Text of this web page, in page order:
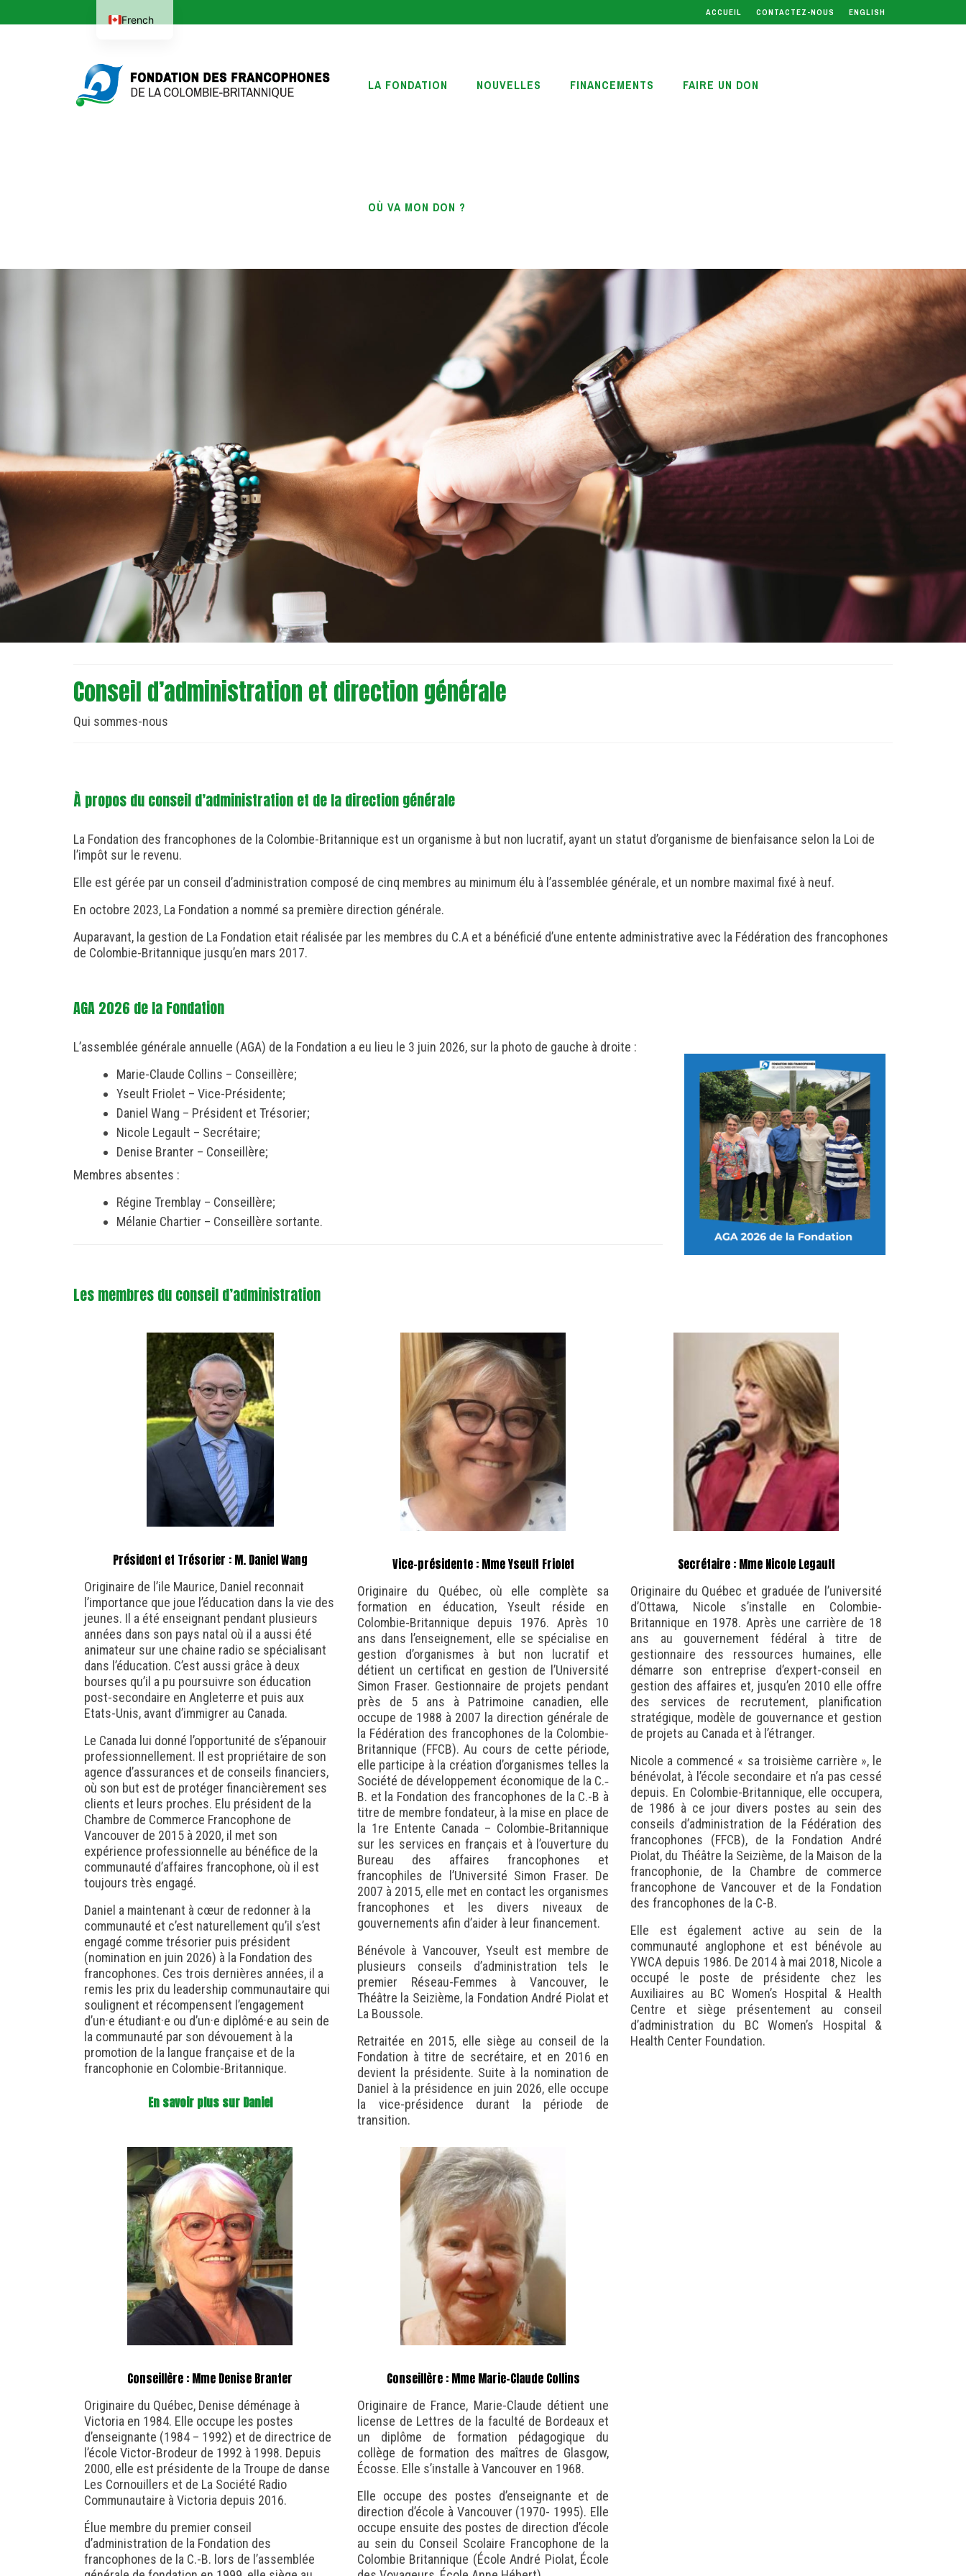
ACCUEIL CONTACTEZ-NOUS ENGLISH
LA FONDATION NOUVELLES FINANCEMENTS FAIRE UN DON
OÙ VA MON DON ?
Conseil d’administration et direction générale
Qui sommes-nous
À propos du conseil d’administration et de la direction générale
La Fondation des francophones de la Colombie-Britannique est un organisme à but non lucratif, ayant un statut d’organisme de bienfaisance selon la Loi de
l’impôt sur le revenu.
Elle est gérée par un conseil d’administration composé de cinq membres au minimum élu à l’assemblée générale, et un nombre maximal fixé à neuf.
En octobre 2023, La Fondation a nommé sa première direction générale.
Auparavant, la gestion de La Fondation etait réalisée par les membres du C.A et a bénéficié d’une entente administrative avec la Fédération des francophones
de Colombie-Britannique jusqu’en mars 2017.
AGA 2026 de la Fondation
L’assemblée générale annuelle (AGA) de la Fondation a eu lieu le 3 juin 2026, sur la photo de gauche à droite :
Marie-Claude Collins – Conseillère;
Yseult Friolet – Vice-Présidente;
Daniel Wang – Président et Trésorier;
Nicole Legault – Secrétaire;
Denise Branter – Conseillère;
Membres absentes :
Régine Tremblay – Conseillère;
Mélanie Chartier – Conseillère sortante.
Les membres du conseil d’administration
Président et Trésorier : M. Daniel Wang
Originaire de l’ile Maurice, Daniel reconnait
l’importance que joue l’éducation dans la vie des
jeunes. Il a été enseignant pendant plusieurs
années dans son pays natal où il a aussi été
animateur sur une chaine radio se spécialisant
dans l’éducation. C’est aussi grâce à deux
bourses qu’il a pu poursuivre son éducation
post-secondaire en Angleterre et puis aux
Etats-Unis, avant d’immigrer au Canada.
Le Canada lui donné l’opportunité de s’épanouir
professionnellement. Il est propriétaire de son
agence d’assurances et de conseils financiers,
où son but est de protéger financièrement ses
clients et leurs proches. Elu président de la
Chambre de Commerce Francophone de
Vancouver de 2015 à 2020, il met son
expérience professionnelle au bénéfice de la
communauté d’affaires francophone, où il est
toujours très engagé.
Daniel a maintenant à cœur de redonner à la
communauté et c’est naturellement qu’il s’est
engagé comme trésorier puis président
(nomination en juin 2026) à la Fondation des
francophones. Ces trois dernières années, il a
remis les prix du leadership communautaire qui
soulignent et récompensent l’engagement
d’un·e étudiant·e ou d’un·e diplômé·e au sein de
la communauté par son dévouement à la
promotion de la langue française et de la
francophonie en Colombie-Britannique.
En savoir plus sur Daniel
Vice-présidente : Mme Yseult Friolet
Originaire du Québec, où elle complète sa
formation en éducation, Yseult réside en
Colombie-Britannique depuis 1976. Après 10
ans dans l’enseignement, elle se spécialise en
gestion d’organismes à but non lucratif et
détient un certificat en gestion de l’Université
Simon Fraser. Gestionnaire de projets pendant
près de 5 ans à Patrimoine canadien, elle
occupe de 1988 à 2007 la direction générale de
la Fédération des francophones de la Colombie-
Britannique (FFCB). Au cours de cette période,
elle participe à la création d’organismes telles la
Société de développement économique de la C.‐
B. et la Fondation des francophones de la C.-B à
titre de membre fondateur, à la mise en place de
la 1re Entente Canada – Colombie‐Britannique
sur les services en français et à l’ouverture du
Bureau des affaires francophones et
francophiles de l’Université Simon Fraser. De
2007 à 2015, elle met en contact les organismes
francophones et les divers niveaux de
gouvernements afin d’aider à leur financement.
Bénévole à Vancouver, Yseult est membre de
plusieurs conseils d’administration tels le
premier Réseau-Femmes à Vancouver, le
Théâtre la Seizième, la Fondation André Piolat et
La Boussole.
Retraitée en 2015, elle siège au conseil de la
Fondation à titre de secrétaire, et en 2016 en
devient la présidente. Suite à la nomination de
Daniel à la présidence en juin 2026, elle occupe
la vice-présidence durant la période de
transition.
Secrétaire : Mme Nicole Legault
Originaire du Québec et graduée de l’université
d’Ottawa, Nicole s’installe en Colombie-
Britannique en 1978. Après une carrière de 18
ans au gouvernement fédéral à titre de
gestionnaire des ressources humaines, elle
démarre son entreprise d’expert-conseil en
gestion des affaires et, jusqu’en 2010 elle offre
des services de recrutement, planification
stratégique, modèle de gouvernance et gestion
de projets au Canada et à l’étranger.
Nicole a commencé « sa troisième carrière », le
bénévolat, à l’école secondaire et n’a pas cessé
depuis. En Colombie-Britannique, elle occupera,
de 1986 à ce jour divers postes au sein des
conseils d’administration de la Fédération des
francophones (FFCB), de la Fondation André
Piolat, du Théâtre la Seizième, de la Maison de la
francophonie, de la Chambre de commerce
francophone de Vancouver et de la Fondation
des francophones de la C-B.
Elle est également active au sein de la
communauté anglophone et est bénévole au
YWCA depuis 1986. De 2014 à mai 2018, Nicole a
occupé le poste de présidente chez les
Auxiliaires au BC Women’s Hospital & Health
Centre et siège présentement au conseil
d’administration du BC Women’s Hospital &
Health Center Foundation.
Conseillère : Mme Denise Branter
Originaire du Québec, Denise déménage à
Victoria en 1984. Elle occupe les postes
d’enseignante (1984 – 1992) et de directrice de
l’école Victor-Brodeur de 1992 à 1998. Depuis
2000, elle est présidente de la Troupe de danse
Les Cornouillers et de La Société Radio
Communautaire à Victoria depuis 2016.
Élue membre du premier conseil
d’administration de la Fondation des
francophones de la C.-B. lors de l’assemblée
Conseillère : Mme Marie-Claude Collins
Originaire de France, Marie-Claude détient une
license de Lettres de la faculté de Bordeaux et
un diplôme de formation pédagogique du
collège de formation des maîtres de Glasgow,
Écosse. Elle s’installe à Vancouver en 1968.
Elle occupe des postes d’enseignante et de
direction d’école à Vancouver (1970- 1995). Elle
occupe ensuite des postes de direction d’école
au sein du Conseil Scolaire Francophone de la
Colombie Britannique (École André Piolat, École
French